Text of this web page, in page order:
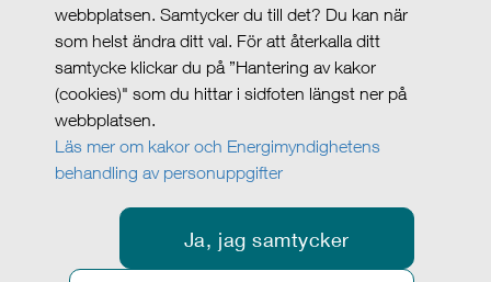
webbplatsen. Samtycker du till det? Du kan när
som helst ändra ditt val. För att återkalla ditt
samtycke klickar du på ”Hantering av kakor
(cookies)" som du hittar i sidfoten längst ner på
webbplatsen.
Läs mer om kakor och Energimyndighetens
behandling av personuppgifter
Ja, jag samtycker